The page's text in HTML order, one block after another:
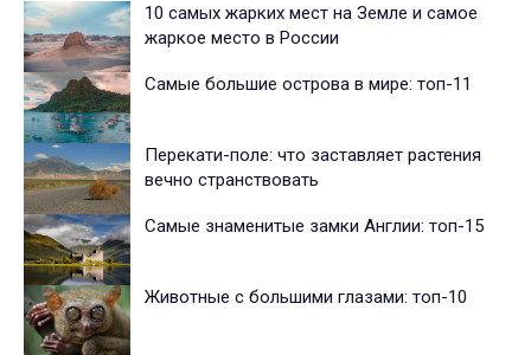
10 самых жарких мест на Земле и самое
жаркое место в России
Самые большие острова в мире: топ-11
Перекати-поле: что заставляет растения
вечно странствовать
Самые знаменитые замки Англии: топ-15
Животные с большими глазами: топ-10